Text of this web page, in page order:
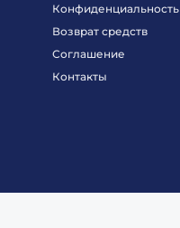
Конфиденциальность
Возврат средств
Соглашение
Контакты